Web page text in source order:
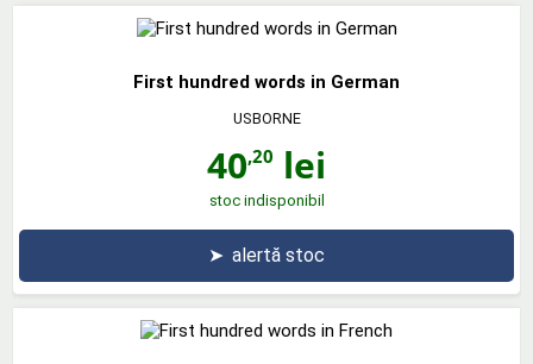
First hundred words in German
USBORNE
40,20 lei
stoc indisponibil
➤ alertă stoc